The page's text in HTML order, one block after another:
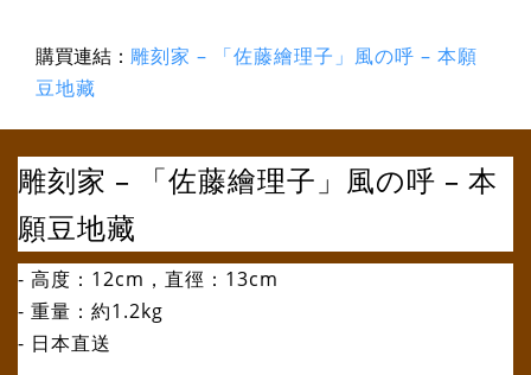
購買連結： 雕刻家 – 「佐藤繪理子」風の呼 – 本願
豆地藏
雕刻家 – 「佐藤繪理子」風の呼 – 本
願豆地藏
- 高度：12cm，直徑：13cm
- 重量：約1.2kg
- 日本直送